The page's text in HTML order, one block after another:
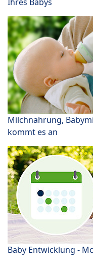
Milchnahrung,
kommt es an
Baby Entwicklung -